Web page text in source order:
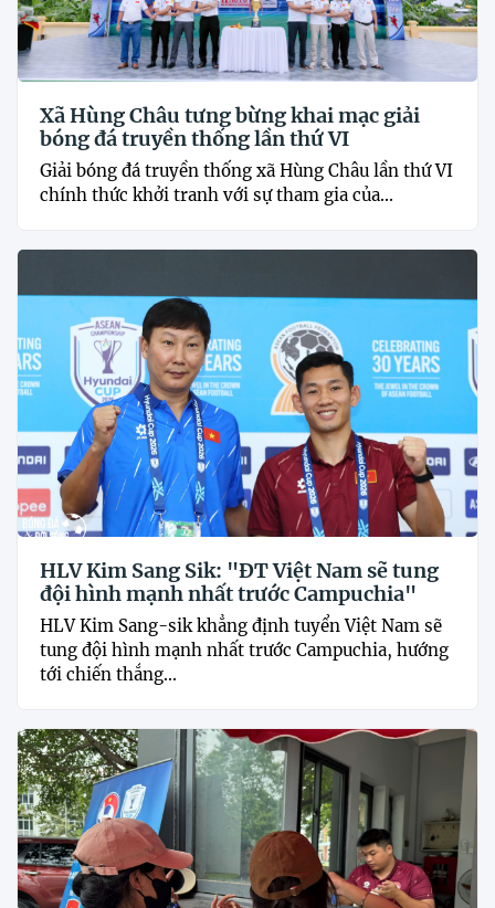
Xã Hùng Châu tưng bừng khai mạc giải
bóng đá truyền thống lần thứ VI
Giải bóng đá truyền thống xã Hùng Châu lần thứ VI
chính thức khởi tranh với sự tham gia của...
HLV Kim Sang Sik: "ĐT Việt Nam sẽ tung
đội hình mạnh nhất trước Campuchia"
HLV Kim Sang-sik khẳng định tuyển Việt Nam sẽ
tung đội hình mạnh nhất trước Campuchia, hướng
tới chiến thắng...